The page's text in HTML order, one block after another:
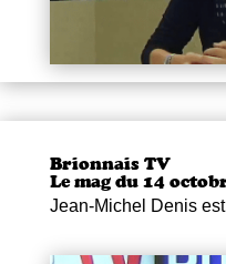
Brionnais TV
Le mag du 14
Jean-Michel Denis